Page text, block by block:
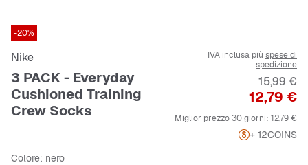
-20%
Nike
3 PACK - Everyday
Cushioned Training
Crew Socks
IVA inclusa più spese di
spedizione
Prezzo
12,79 €
Prezzo
15,99 €
Miglior prezzo 30 giorni: 12,79 €
+ 12COINS
Colore: nero